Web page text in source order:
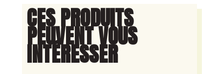
CES PRODUITS
PEUVENT VOUS
INTÉRESSER